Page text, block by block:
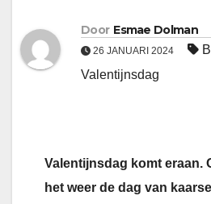
Door Esmae Dolman
26 JANUARI 2024
Valentijnsdag
Valentijnsdag komt eraan.
het weer de dag van